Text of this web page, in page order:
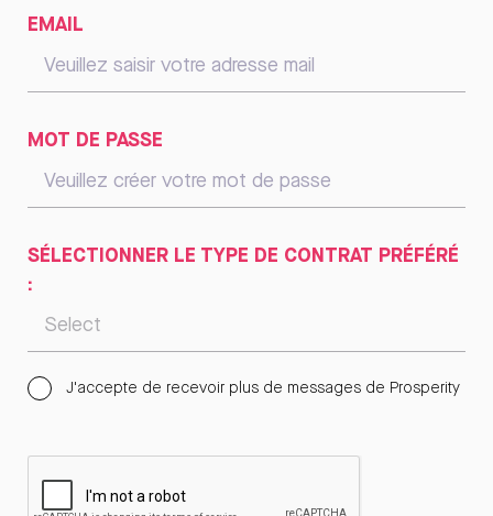
EMAIL
MOT DE PASSE
SÉLECTIONNER LE TYPE DE CONTRAT PRÉFÉRÉ
:
J'accepte de recevoir plus de messages de Prosperity